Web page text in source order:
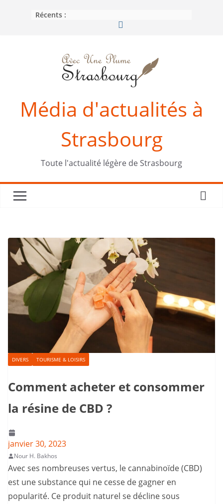
Récents :
Média d'actualités à
Strasbourg
Toute l'actualité légère de Strasbourg
DIVERS TOURISME & LOISIRS
Comment acheter et consommer
la résine de CBD ?
janvier 30, 2023
Nour H. Bakhos
Avec ses nombreuses vertus, le cannabinoïde (CBD)
est une substance qui ne cesse de gagner en
popularité. Ce produit naturel se décline sous